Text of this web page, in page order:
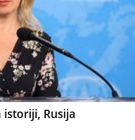
Rusija